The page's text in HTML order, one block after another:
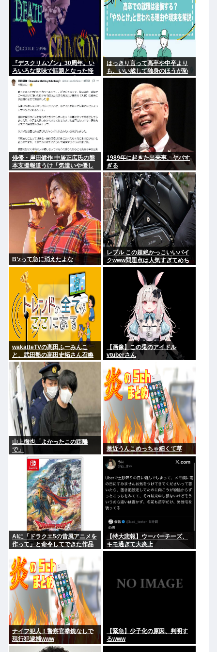
『デスクリムゾン』30周年。い
ろいろな意味で話題となった怪
作ガンシューティング『デスク
リムゾン』の思い出
はっきり言って高卒や中卒より
も、いい歳して独身のほうが恥
ずかしいよな
俳優・岸田健作 中居正広氏の熊
本支援報道うけ「気遣いや優し
さがハンパじゃない」 中居氏と
の思い出を回顧
1989年に起きた出来事、ヤバす
ぎる
B’zって急に消えたよな
レブル この超絶かっこいいバイ
クwww問題点は人気すぎてめち
ゃくちゃ乗ってるやついるwww
wakatteTVの高田ふーみんこ
と、武田塾の高田史拓さん召喚
スレ
【画像】この兎のアイドル
vtuberさん
山上徹也「よかったこの距離
で」
最近うんこめっちゃ細くて草
AIに「ドラクエ5の昔風アニメを
作って」と命令してできた作品
【特大悲報】ウーバーチーズ、
キモ過ぎて大炎上
ナイフ犯人！警察官拳銃なしで
現行犯逮捕www
【緊急】少子化の原因、判明す
るwww